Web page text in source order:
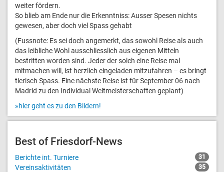
weiter fördern.
So blieb am Ende nur die Erkenntniss: Ausser Spesen nichts
gewesen, aber doch viel Spass gehabt
(Fussnote: Es sei doch angemerkt, das sowohl Reise als auch
das leibliche Wohl ausschliesslich aus eigenen Mitteln
bestritten worden sind. Jeder der solch eine Reise mal
mitmachen will, ist herzlich eingeladen mitzufahren – es bringt
tierisch Spass. Eine nächste Reise ist für September 06 nach
Madrid zu den Individual Weltmeisterschaften geplant)
»hier geht es zu den Bildern!
Best of Friesdorf-News
Berichte int. Turniere 31
Vereinsaktivitäten 35